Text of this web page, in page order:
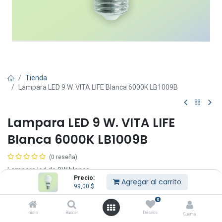
Precio:
99,00 $ Agregar al carrito
Inicio Buscar
0
Deseos Cuenta
Tienda
Lampara LED 9 W. VITA LIFE Blanca 6000K LB1009B
Lampara LED 9 W. VITA LIFE
Blanca 6000K LB1009B
(0 reseña)
Lampara led de 9W blanca.
$ IVA Incluido